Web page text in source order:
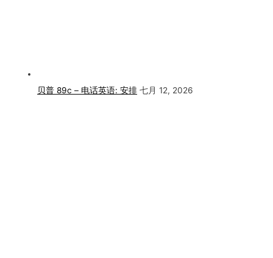
贝普 89c – 电话英语: 安排 七月 12, 2026